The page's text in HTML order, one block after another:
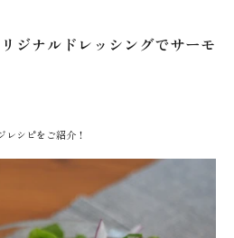
ジナルドレッシングでサーモ
レシピをご紹介！